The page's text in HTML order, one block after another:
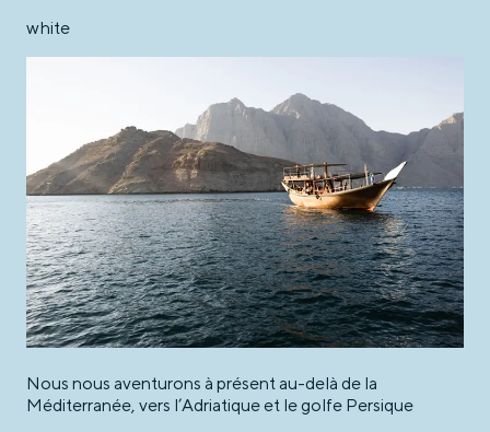
white
Nous nous aventurons à présent au-delà de la
Méditerranée, vers l’Adriatique et le golfe Persique